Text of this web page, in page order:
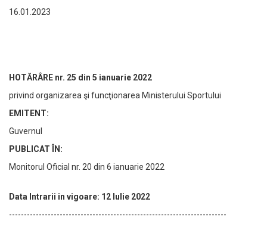
16.01.2023
HOTĂRÂRE nr. 25 din 5 ianuarie 2022
privind organizarea şi funcţionarea Ministerului Sportului
EMITENT:
Guvernul
PUBLICAT ÎN:
Monitorul Oficial nr. 20 din 6 ianuarie 2022
Data Intrarii in vigoare: 12 Iulie 2022
-------------------------------------------------------------------------